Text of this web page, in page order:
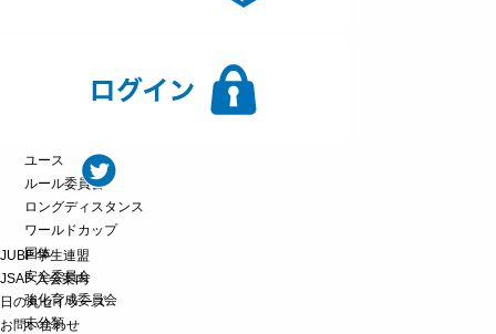
JUBF 学生連盟
JSAF 入会案内
日の丸セイラーズ
お問い合わせ
フリースタイル
ユース
ルール委員会
ロングディスタンス
ワールドカップ
国体
安全委員会
強化育成委員会
未分類